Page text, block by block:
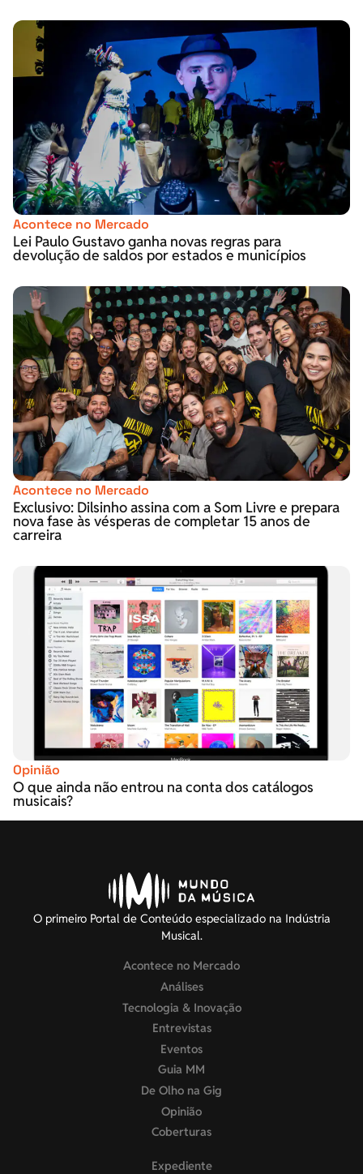
Acontece no Mercado
Lei Paulo Gustavo ganha novas regras para
devolução de saldos por estados e municípios
Acontece no Mercado
Exclusivo: Dilsinho assina com a Som Livre e prepara
nova fase às vésperas de completar 15 anos de
carreira
Opinião
O que ainda não entrou na conta dos catálogos
musicais?
O primeiro Portal de Conteúdo especializado na Indústria
Musical.
Acontece no Mercado
Análises
Tecnologia & Inovação
Entrevistas
Eventos
Guia MM
De Olho na Gig
Opinião
Coberturas
Expediente